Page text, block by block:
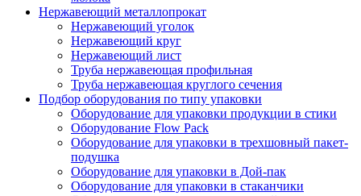
Нержавеющий металлопрокат
Нержавеющий уголок
Нержавеющий круг
Нержавеющий лист
Труба нержавеющая профильная
Труба нержавеющая круглого сечения
Подбор оборудования по типу упаковки
Оборудование для упаковки продукции в стики
Оборудование Flow Pack
Оборудование для упаковки в трехшовный пакет-
подушка
Оборудование для упаковки в Дой-пак
Оборудование для упаковки в стаканчики